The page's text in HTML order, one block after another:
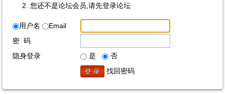
您还不是论坛会员,请先登录论坛
用户名
Email
密 码
隐身登录
是
否
找回密码